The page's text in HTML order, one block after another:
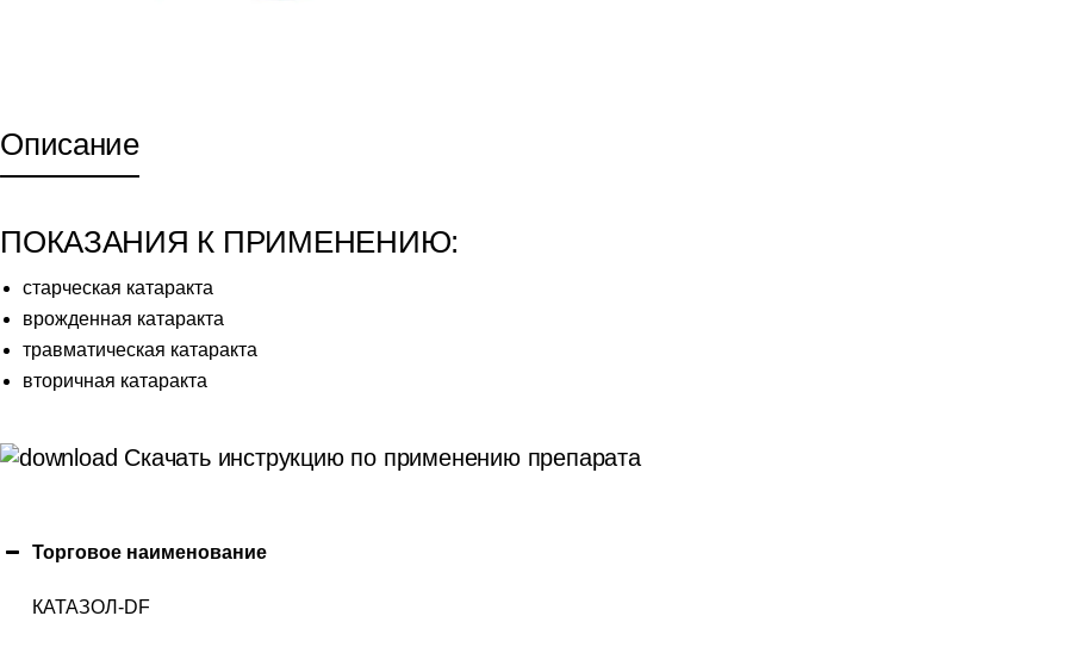
Описание
ПОКАЗАНИЯ К ПРИМЕНЕНИЮ:
старческая катаракта
врожденная катаракта
травматическая катаракта
вторичная катаракта
Скачать инструкцию по применению препарата
Торговое наименование
КАТАЗОЛ-DF